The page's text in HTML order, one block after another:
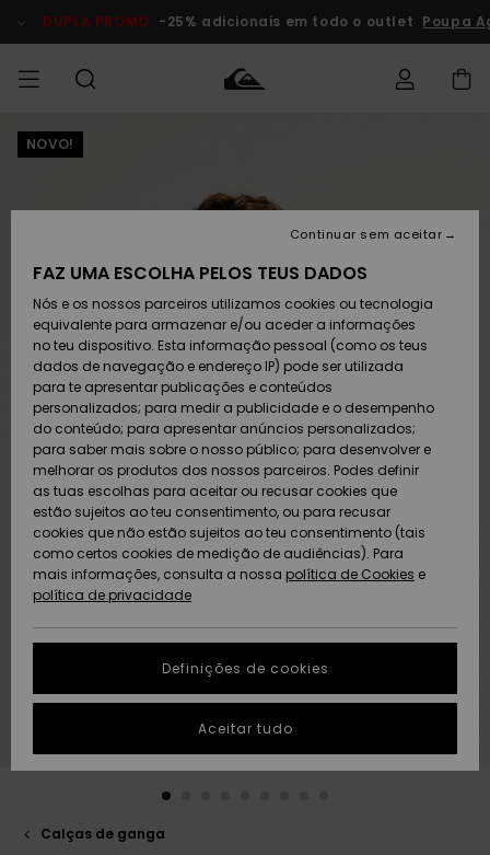
do
DUPLA PROMO -25% adicionais em todo o outlet Poupa
HOMEM
Calçado e
chinelos
Surfe/água
Snow
Artigos
recém-
chegados
Coleções
MENINO
Calçado e
chinelos
Surfe/água
Neve
Artigos
recém-
chegados
Highlights
MULHER
chegados
Highlights
Snow
SURF
Crianças
Highlights
Community
SNOW
Homem
Artigos
Criança
Snow Shop
Feminino
Highlights
Community
DUPLA
PROMO
Criança
Outlet
Mulher
AJUDA
Devoluções
Pagamento
Cartão
presente
Quiksilver
Freedom
Protecção de
dados
Guia de
tamanhos
conversa para
obteres a
resposta mais
SUSTAINABILITY
PRESENTE
DESEJO
NOVO!
Calças de ganga
FAZ UMA ESCOLHA PELOS TEUS DADOS
Nós e os nossos parceiros utilizamos cookies ou tecnologia
equivalente para armazenar e/ou aceder a informações
no teu dispositivo. Esta informação pessoal (como os teus
dados de navegação e endereço IP) pode ser utilizada
para te apresentar publicações e conteúdos
personalizados; para medir a publicidade e o desempenho
do conteúdo; para apresentar anúncios personalizados;
para saber mais sobre o nosso público; para desenvolver e
melhorar os produtos dos nossos parceiros. Podes definir
as tuas escolhas para aceitar ou recusar cookies que
estão sujeitos ao teu consentimento, ou para recusar
cookies que não estão sujeitos ao teu consentimento (tais
como certos cookies de medição de audiências). Para
mais informações, consulta a nossa política de Cookies e
política de privacidade
Definições de cookies
Continuar sem aceitar
Aceitar tudo